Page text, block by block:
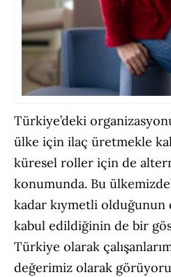
Türkiye’deki
ülke için ilaç üretmekle
küresel roller için de
konumunda. Bu
kadar kıymetli olduğunun
kabul edildiğinin de bir
Türkiye olarak
değerimiz olarak